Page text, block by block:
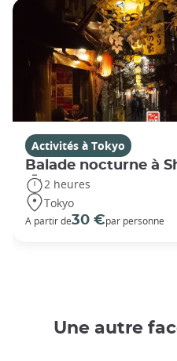
Activités à Tokyo
Balade nocturne à
2 heures
Tokyo
A partir de30 €par personne
Une autre